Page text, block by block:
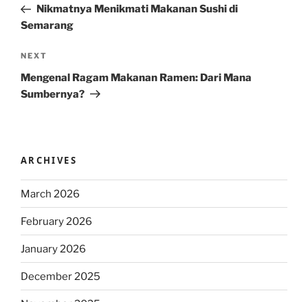
PostNikmatnya Menikmati Makanan Sushi di
Semarang
Next
Post
NEXT
Mengenal Ragam Makanan Ramen: Dari Mana
Sumbernya?
ARCHIVES
March 2026
February 2026
January 2026
December 2025